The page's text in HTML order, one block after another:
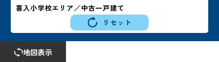
喜入小学校エリア／中古一戸建て
リセット
地図表示